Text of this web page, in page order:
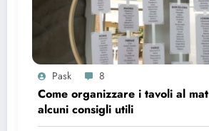
Pask 8
Come organizzare i tavoli al
alcuni consigli utili